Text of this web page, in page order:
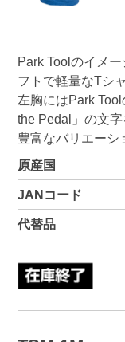
Park Toolのイメ
フトで軽量なTシャ
左胸にはPark
the Pedal」の文字
豊富なバリエーシ
原産国
JANコード
代替品